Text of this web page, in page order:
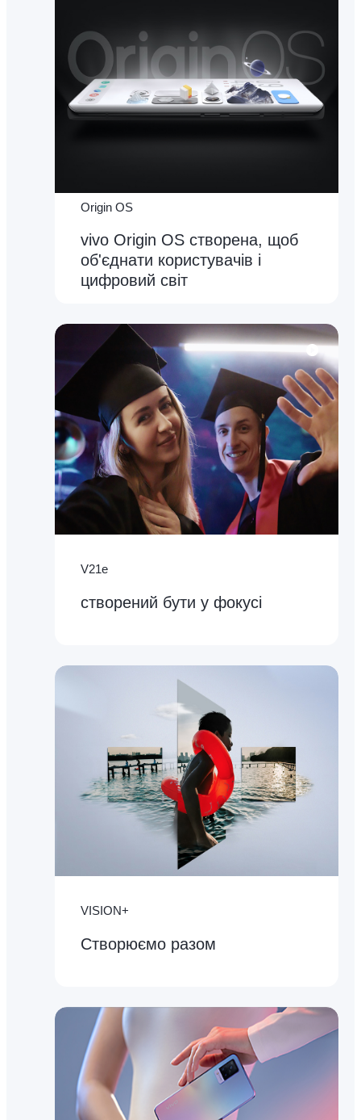
Origin OS
vivo Origin OS створена, щоб
об'єднати користувачів і
цифровий світ
V21e
cтворений бути у фокусі
VISION+
Створюємо разом